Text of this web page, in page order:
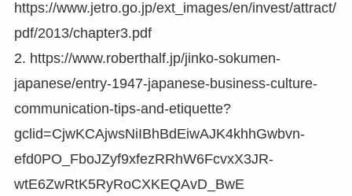
https://www.jetro.go.jp/ext_images/en/invest/attract/
pdf/2013/chapter3.pdf
2. https://www.roberthalf.jp/jinko-sokumen-
japanese/entry-1947-japanese-business-culture-
communication-tips-and-etiquette?
gclid=CjwKCAjwsNiIBhBdEiwAJK4khhGwbvn-
efd0PO_FboJZyf9xfezRRhW6FcvxX3JR-
wtE6ZwRtK5RyRoCXKEQAvD_BwE